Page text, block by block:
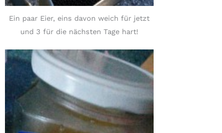
Ein paar Eier, eins davon weich für jetzt
und 3 für die nächsten Tage hart!